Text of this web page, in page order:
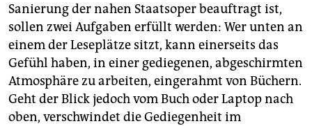
Sanierung der nahen Staatsoper beauftragt ist,
sollen zwei Aufgaben erfüllt werden: Wer unten an
einem der Leseplätze sitzt, kann einerseits das
Gefühl haben, in einer gediegenen, abgeschirmten
Atmosphäre zu arbeiten, eingerahmt von Büchern.
Geht der Blick jedoch vom Buch oder Laptop nach
oben, verschwindet die Gediegenheit im